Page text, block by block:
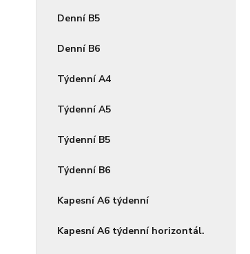
Denní B5
Denní B6
Týdenní A4
Týdenní A5
Týdenní B5
Týdenní B6
Kapesní A6 týdenní
Kapesní A6 týdenní horizontál.